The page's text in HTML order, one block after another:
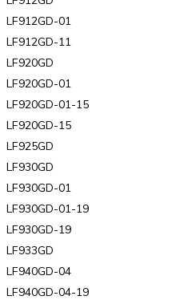
LF912GD-01
LF912GD-11
LF920GD
LF920GD-01
LF920GD-01-15
LF920GD-15
LF925GD
LF930GD
LF930GD-01
LF930GD-01-19
LF930GD-19
LF933GD
LF940GD-04
LF940GD-04-19